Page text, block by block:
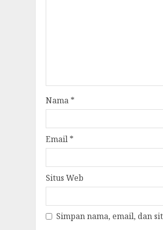
Nama *
Email *
Situs Web
Simpan nama, email, dan